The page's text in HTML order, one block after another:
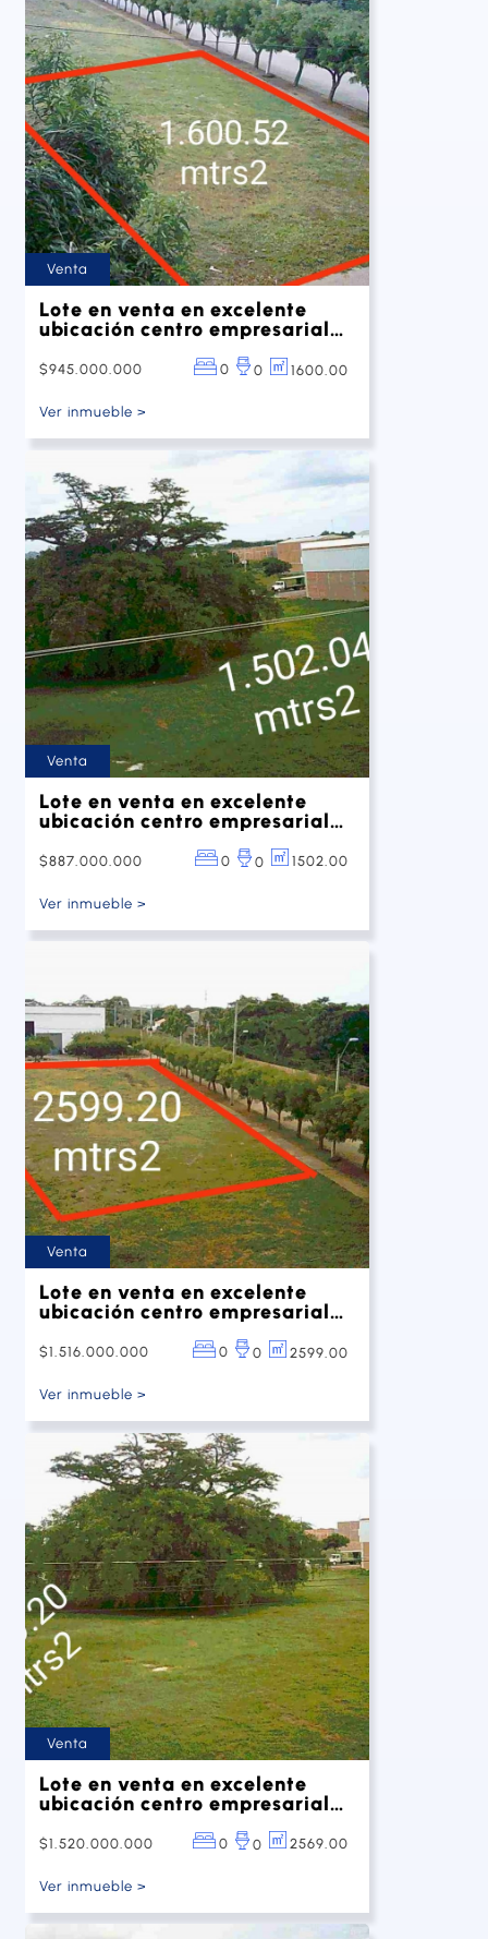
Venta
Lote en venta en excelente
ubicación centro empresarial
$945.000.000 0 0 1600.00
Ver inmueble >
Venta
Lote en venta en excelente
ubicación centro empresarial
$887.000.000 0 0 1502.00
Ver inmueble >
Venta
Lote en venta en excelente
ubicación centro empresarial
$1.516.000.000 0 0 2599.00
Ver inmueble >
Venta
Lote en venta en excelente
ubicación centro empresarial
$1.520.000.000 0 0 2569.00
Ver inmueble >